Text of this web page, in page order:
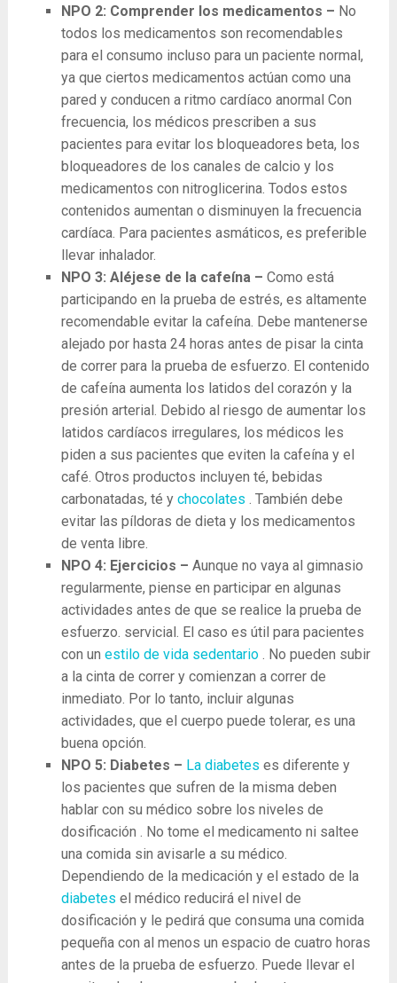
NPO 2: Comprender los medicamentos – No
todos los medicamentos son recomendables
para el consumo incluso para un paciente normal,
ya que ciertos medicamentos actúan como una
pared y conducen a ritmo cardíaco anormal Con
frecuencia, los médicos prescriben a sus
pacientes para evitar los bloqueadores beta, los
bloqueadores de los canales de calcio y los
medicamentos con nitroglicerina. Todos estos
contenidos aumentan o disminuyen la frecuencia
cardíaca. Para pacientes asmáticos, es preferible
llevar inhalador.
NPO 3: Aléjese de la cafeína – Como está
participando en la prueba de estrés, es altamente
recomendable evitar la cafeína. Debe mantenerse
alejado por hasta 24 horas antes de pisar la cinta
de correr para la prueba de esfuerzo. El contenido
de cafeína aumenta los latidos del corazón y la
presión arterial. Debido al riesgo de aumentar los
latidos cardíacos irregulares, los médicos les
piden a sus pacientes que eviten la cafeína y el
café. Otros productos incluyen té, bebidas
carbonatadas, té y chocolates . También debe
evitar las píldoras de dieta y los medicamentos
de venta libre.
NPO 4: Ejercicios – Aunque no vaya al gimnasio
regularmente, piense en participar en algunas
actividades antes de que se realice la prueba de
esfuerzo. servicial. El caso es útil para pacientes
con un estilo de vida sedentario . No pueden subir
a la cinta de correr y comienzan a correr de
inmediato. Por lo tanto, incluir algunas
actividades, que el cuerpo puede tolerar, es una
buena opción.
NPO 5: Diabetes – La diabetes es diferente y
los pacientes que sufren de la misma deben
hablar con su médico sobre los niveles de
dosificación . No tome el medicamento ni saltee
una comida sin avisarle a su médico.
Dependiendo de la medicación y el estado de la
diabetes el médico reducirá el nivel de
dosificación y le pedirá que consuma una comida
pequeña con al menos un espacio de cuatro horas
antes de la prueba de esfuerzo. Puede llevar el